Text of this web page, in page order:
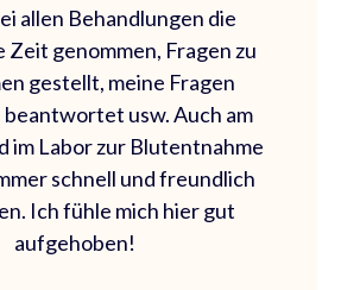
allen Behandlungen die
genommen, Fragen zu
gestellt, meine Fragen
usw. Auch am
im Labor zur Blutentnahme
schnell und freundlich
Ich fühle mich hier gut
aufgehoben!